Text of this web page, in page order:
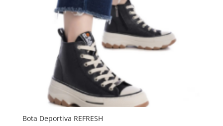
Bota Deportiva REFRESH